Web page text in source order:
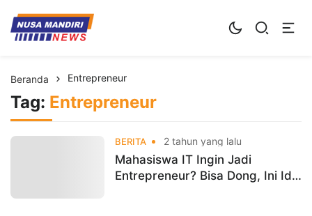
Kampus Digital Bisnis
Universitas Nusa Mandiri
Beranda Entrepreneur
Tag: Entrepreneur
BERITA 2 tahun yang lalu
Mahasiswa IT Ingin Jadi
Entrepreneur? Bisa Dong, Ini Ide